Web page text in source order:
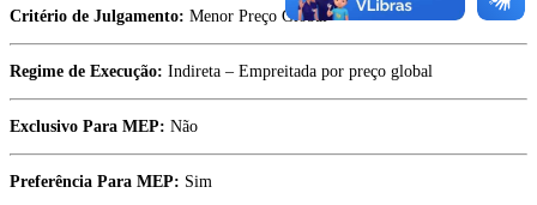
Critério de Julgamento: Menor Preço Global
Regime de Execução: Indireta – Empreitada por preço global
Exclusivo Para MEP: Não
Preferência Para MEP: Sim